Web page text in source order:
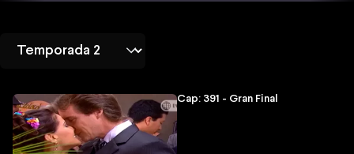
Cap: 391 - Gran Final